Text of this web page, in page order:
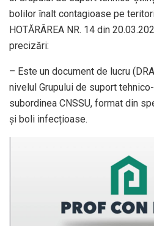
bolilor înalt contagioase pe
HOTĂRÂREA NR. 14 din
precizări:
– Este un document de lucru
nivelul Grupului de suport
subordinea CNSSU, format din
și boli infecțioase.